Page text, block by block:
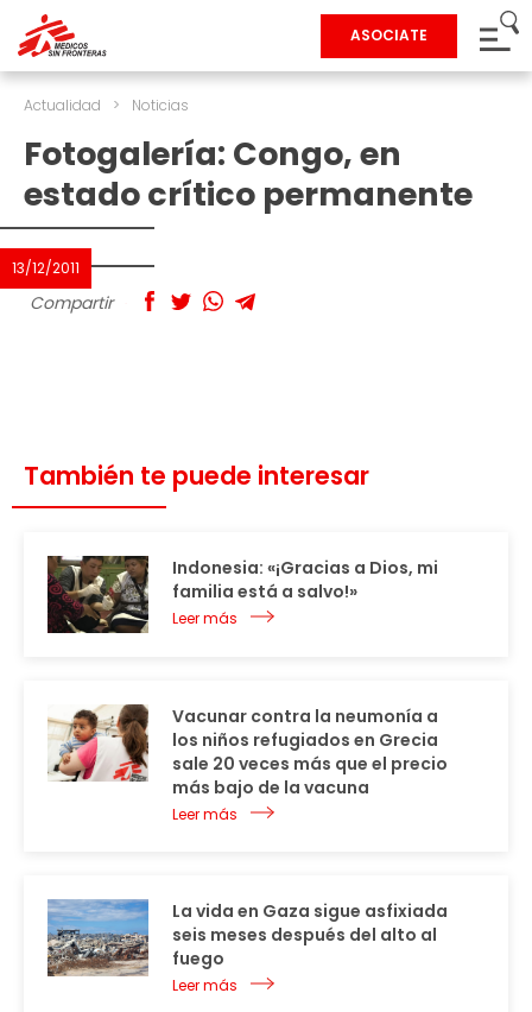
ASOCIATE
Actualidad > Noticias
Fotogalería: Congo, en
estado crítico permanente
13/12/2011
Compartir
También te puede interesar
Indonesia: «¡Gracias a Dios, mi
familia está a salvo!»
Leer más
Vacunar contra la neumonía a
los niños refugiados en Grecia
sale 20 veces más que el precio
más bajo de la vacuna
Leer más
La vida en Gaza sigue asfixiada
seis meses después del alto al
fuego
Leer más